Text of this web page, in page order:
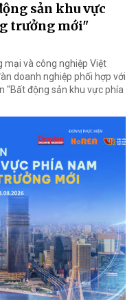
sản khu vực
trưởng mới"
và công nghiệp Việt
doanh nghiệp phối hợp với
"Bất động sản khu vực phía